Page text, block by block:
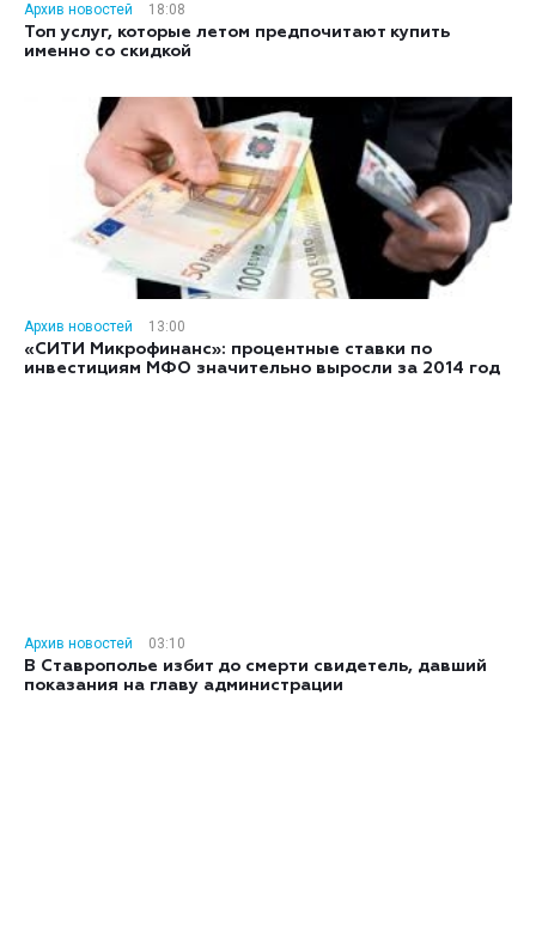
Архив новостей
18:08
Топ услуг, которые летом предпочитают купить
именно со скидкой
Архив новостей
13:00
«СИТИ Микрофинанс»: процентные ставки по
инвестициям МФО значительно выросли за 2014 год
Архив новостей
03:10
В Ставрополье избит до смерти свидетель, давший
показания на главу администрации